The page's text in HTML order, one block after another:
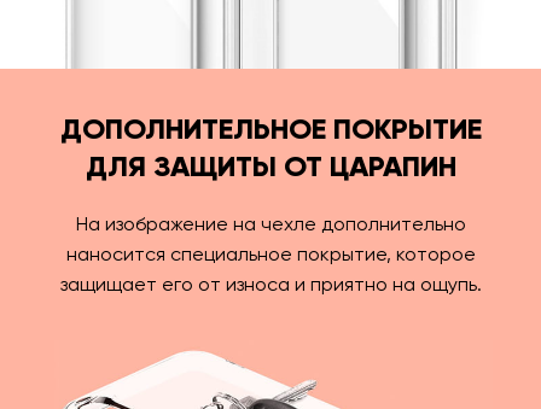
ДОПОЛНИТЕЛЬНОЕ ПОКРЫТИЕ
ДЛЯ ЗАЩИТЫ ОТ ЦАРАПИН
На изображение на чехле дополнительно
наносится специальное покрытие, которое
защищает его от износа и приятно на ощупь.